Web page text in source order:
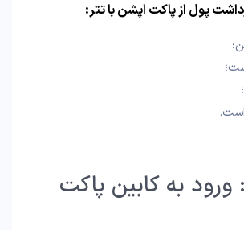
پول از پاکت اپشن با تتر:
1#: ورود به کابین پاکت